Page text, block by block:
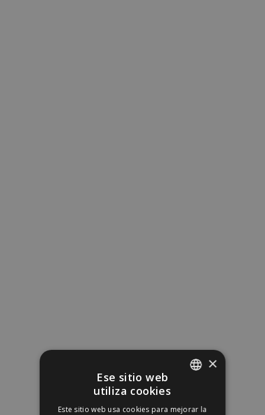
×
Ese sitio web
utiliza cookies
Este sitio web usa cookies para mejorar la